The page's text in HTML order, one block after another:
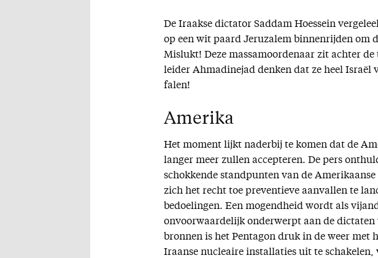
De Iraakse dictator Saddam Hoessein
op een wit paard Jeruzalem binnenrijden om
Mislukt! Deze massamoordenaar zit achter de
leider Ahmadinejad denken dat ze heel Israël
falen!
Amerika
Het moment lijkt naderbij te komen dat de
langer meer zullen accepteren. De pers
schokkende standpunten van de
zich het recht toe preventieve aanvallen te
bedoelingen. Een mogendheid wordt als
onvoorwaardelijk onderwerpt aan de dictaten
bronnen is het Pentagon druk in de weer met
Iraanse nucleaire installaties uit te schakelen,